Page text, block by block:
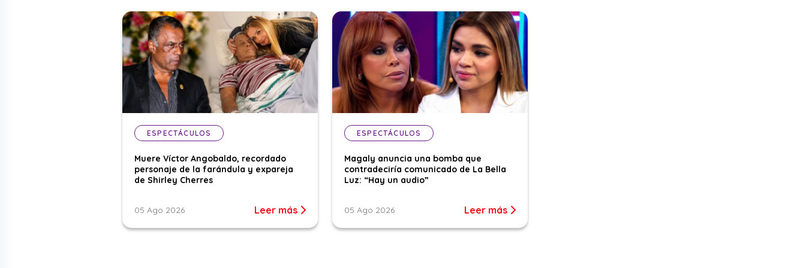
ESPECTÁCULOS
Muere Víctor Angobaldo, recordado
personaje de la farándula y expareja
de Shirley Cherres
05 Ago 2026 Leer más
ESPECTÁCULOS
Magaly anuncia una bomba que
contradeciría comunicado de La Bella
Luz: “Hay un audio”
05 Ago 2026 Leer más